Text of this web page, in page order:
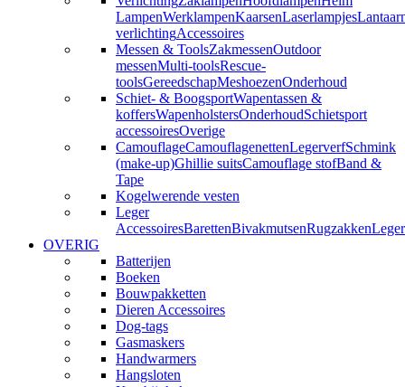
LampenWerklampenKaarsenLaserlampjes
verlichtingAccessoires
Messen & ToolsZakmessenOutdoor
messenMulti-toolsRescue-
toolsGereedschapMeshoezenOnderhoud
Schiet- & BoogsportWapentassen &
koffersWapenholstersOnderhoudSchietsport
accessoiresOverige
CamouflageCamouflagenettenLegerverfSchmink
(make-up)Ghillie suitsCamouflage stofBand &
Tape
Kogelwerende vesten
Leger
AccessoiresBarettenBivakmutsenRugzakken
OVERIG
Batterijen
Boeken
Bouwpakketten
Dieren Accessoires
Dog-tags
Gasmaskers
Handwarmers
Hangsloten